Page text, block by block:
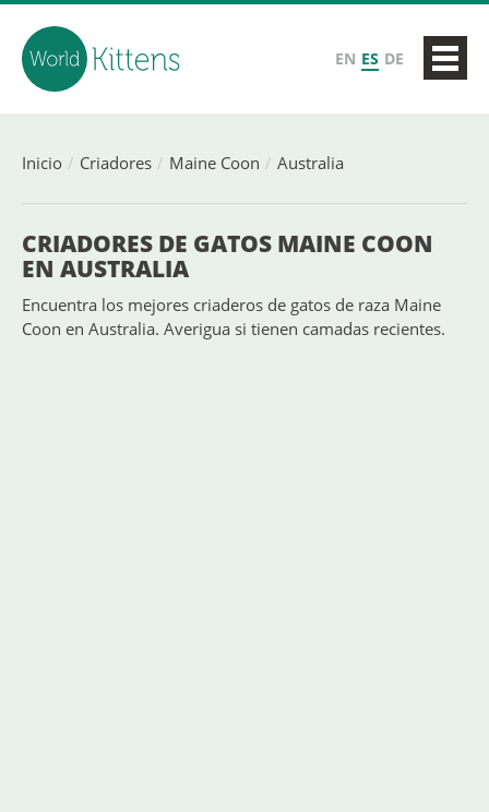
EN ES DE
Inicio Criadores Maine Coon Australia
CRIADORES DE GATOS MAINE COON
EN AUSTRALIA
Encuentra los mejores criaderos de gatos de raza Maine
Coon en Australia. Averigua si tienen camadas recientes.